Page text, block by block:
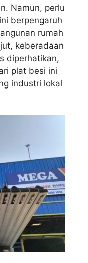
Namun, perlu
berpengaruh
rumah
keberadaan
diperhatikan,
plat besi ini
industri lokal